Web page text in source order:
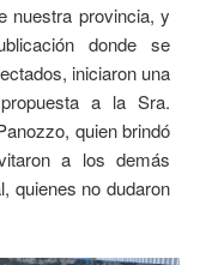
nuestra provincia, y
donde se
iniciaron una
a la Sra.
quien brindó
a los demás
quienes no dudaron